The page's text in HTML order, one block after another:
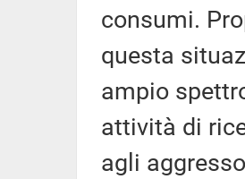
consumi.
questa
ampio
attività di
agli